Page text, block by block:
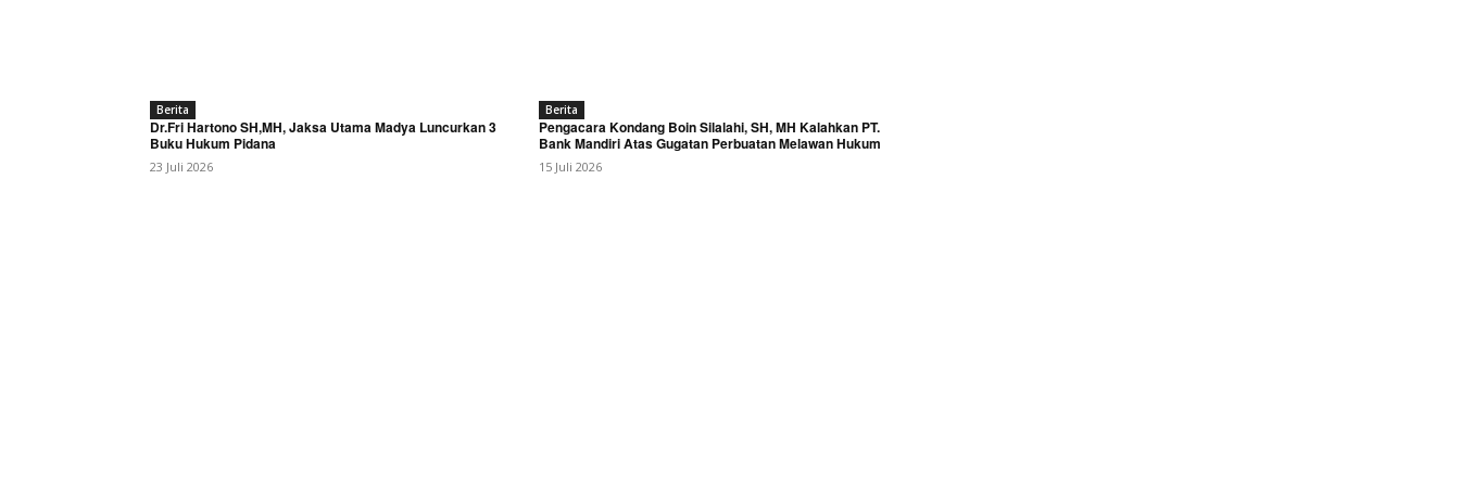
Berita
Dr.Fri Hartono SH,MH, Jaksa Utama Madya Luncurkan 3
Buku Hukum Pidana
23 Juli 2026
Berita
Pengacara Kondang Boin Silalahi, SH, MH Kalahkan PT.
Bank Mandiri Atas Gugatan Perbuatan Melawan Hukum
15 Juli 2026